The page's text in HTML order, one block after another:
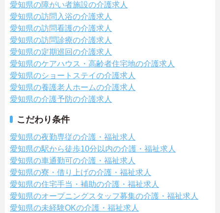
愛知県の障がい者施設の介護求人
愛知県の訪問入浴の介護求人
愛知県の訪問看護の介護求人
愛知県の訪問診療の介護求人
愛知県の定期巡回の介護求人
愛知県のケアハウス・高齢者住宅地の介護求人
愛知県のショートステイの介護求人
愛知県の養護老人ホームの介護求人
愛知県の介護予防の介護求人
こだわり条件
愛知県の夜勤専従の介護・福祉求人
愛知県の駅から徒歩10分以内の介護・福祉求人
愛知県の車通勤可の介護・福祉求人
愛知県の寮・借り上げの介護・福祉求人
愛知県の住宅手当・補助の介護・福祉求人
愛知県のオープニングスタッフ募集の介護・福祉求人
愛知県の未経験OKの介護・福祉求人